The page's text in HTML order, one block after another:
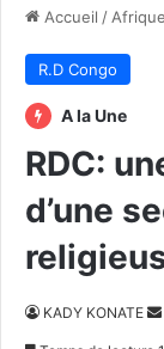
Accueil / Afrique
R.D Congo
A la Une
RDC:
d’une
KADY KONATE